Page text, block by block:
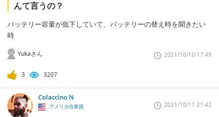
んて言うの？
バッテリー容量が低下していて、バッテリーの替え時を聞きたい
時
Yukaさん 2021/10/10 17:49
3 3207
Colaccino N
アメリカ合衆国 2021/10/11 21:42